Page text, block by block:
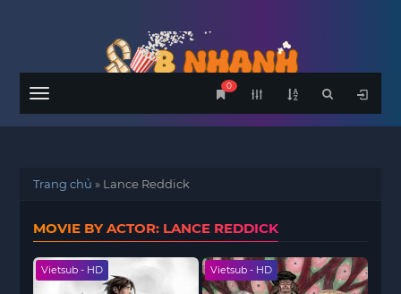
Menu
0
Trang chủ » Lance Reddick
MOVIE BY ACTOR: LANCE REDDICK
Vietsub - HD Vietsub - HD